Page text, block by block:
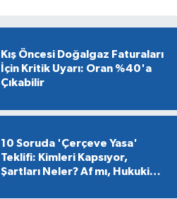
Kış Öncesi Doğalgaz Faturaları
İçin Kritik Uyarı: Oran %40'a
Çıkabilir
10 Soruda 'Çerçeve Yasa'
Teklifi: Kimleri Kapsıyor,
Şartları Neler? Af mı, Hukuki